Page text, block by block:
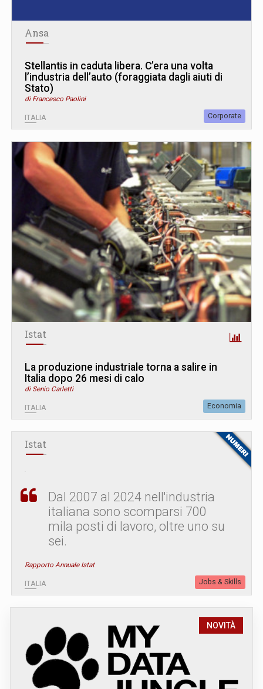
Ansa
Stellantis in caduta libera. C’era una volta
l’industria dell’auto (foraggiata dagli aiuti di
Stato)
di Francesco Paolini
ITALIA Corporate
Istat
La produzione industriale torna a salire in
Italia dopo 26 mesi di calo
di Senio Carletti
ITALIA Economia
Istat
Dal 2007 al 2024 nell'industria
italiana sono scomparsi 700
mila posti di lavoro, oltre uno su
sei.
Rapporto Annuale Istat
ITALIA Jobs & Skills
NOVITÀ